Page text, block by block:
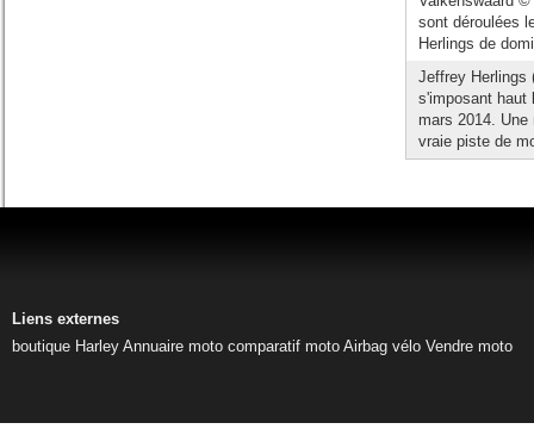
sont déroulées
Herlings de
Jeffrey Herlings
s'imposant haut
mars 2014.
vraie piste de
Liens externes
boutique Harley Annuaire moto comparatif moto Airbag vélo Vendre moto